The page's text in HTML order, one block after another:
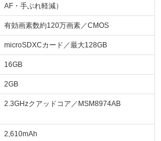
AF・手ぶれ軽減）
有効画素数約120万画素／CMOS
microSDXCカード／最大128GB
16GB
2GB
2.3GHzクアッドコア／MSM8974AB
2,610mAh